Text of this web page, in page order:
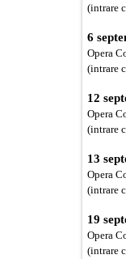
(intrare
6
Opera
(intrare
12
Opera
(intrare
13
Opera
(intrare
19
Opera
(intrare